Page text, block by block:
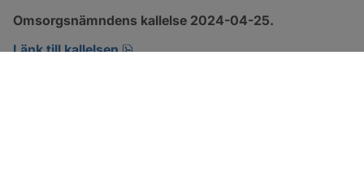
Omsorgsnämndens kallelse 2024-04-25.
Länk till kallelsen
pdf, 152.2 kB, öppnas i nytt fönster.